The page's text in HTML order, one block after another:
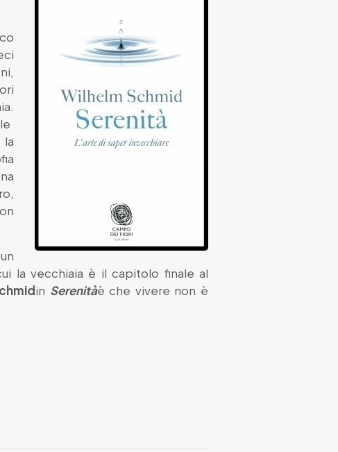
la vecchiaia è il capitolo finale al
in Serenitàè che vivere non è